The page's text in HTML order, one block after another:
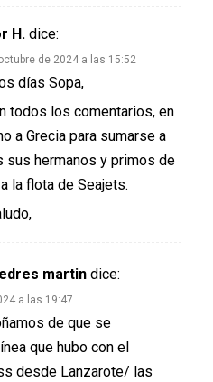
H. dice:
de 2024 a las 15:52
días Sopa,
todos los comentarios, en
a Grecia para sumarse a
sus hermanos y primos de
a la flota de Seajets.
martin dice:
a las 19:47
de que se
que hubo con el
desde Lanzarote/ las